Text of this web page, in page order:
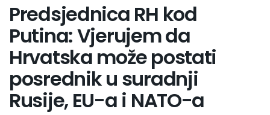
Predsjednica RH kod
Putina: Vjerujem da
Hrvatska može postati
posrednik u suradnji
Rusije, EU-a i NATO-a